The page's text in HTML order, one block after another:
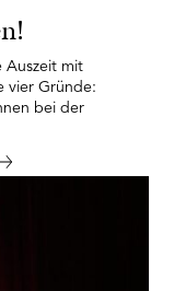
Auszeit mit
vier Gründe:
bei der